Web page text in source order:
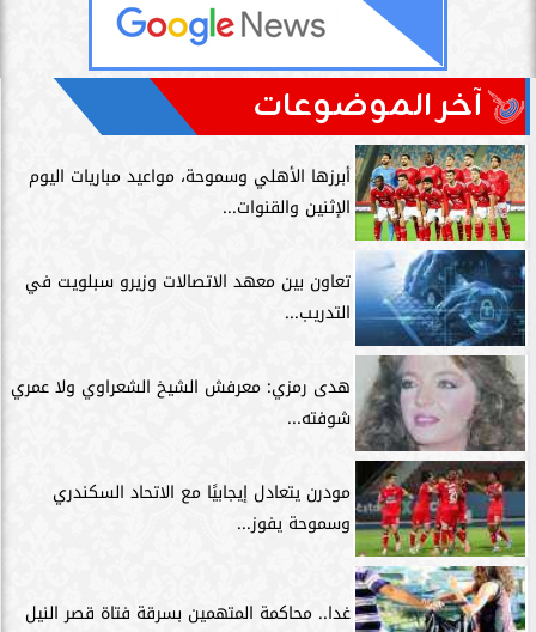
آخر الموضوعات
أبرزها الأهلي وسموحة، مواعيد مباريات اليوم
الإثنين والقنوات...
تعاون بين معهد الاتصالات وزيرو سبلويت في
التدريب...
هدى رمزي: معرفش الشيخ الشعراوي ولا عمري
شوفته...
مودرن يتعادل إيجابيًا مع الاتحاد السكندري
وسموحة يفوز...
غدا.. محاكمة المتهمين بسرقة فتاة قصر النيل